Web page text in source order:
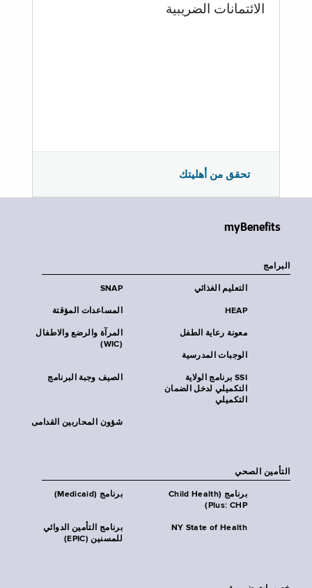
الائتمانات الضريبية
تحقق من أهليتك
myBenefits
البرامج
SNAP التعليم الغذائي
المساعدات المؤقتة HEAP
المرآة والرضع والاطفال
(WIC)
معونة رعاية الطفل
الوجبات المدرسية
الصيف وجبة البرنامج
SSI برنامج الولاية
التكميلي لدخل الضمان
التكميلي
شؤون المحاربين القدامى
التأمين الصحي
برنامج (Medicaid)
برنامج (Child Health
Plus: CHP)
برنامج التأمين الدوائي
للمسنين (EPIC)
NY State of Health